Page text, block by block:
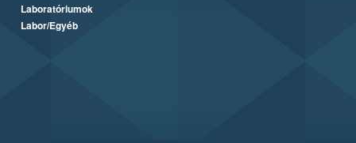
Laboratóriumok
Labor/Egyéb